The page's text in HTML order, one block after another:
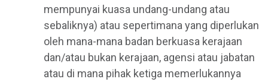
mempunyai kuasa undang-undang atau
sebaliknya) atau sepertimana yang diperlukan
oleh mana-mana badan berkuasa kerajaan
dan/atau bukan kerajaan, agensi atau jabatan
atau di mana pihak ketiga memerlukannya